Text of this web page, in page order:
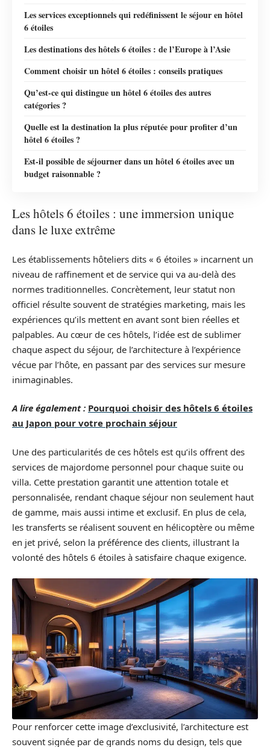
Les services exceptionnels qui redéfinissent le séjour en hôtel
6 étoiles
Les destinations des hôtels 6 étoiles : de l’Europe à l’Asie
Comment choisir un hôtel 6 étoiles : conseils pratiques
Qu’est-ce qui distingue un hôtel 6 étoiles des autres
catégories ?
Quelle est la destination la plus réputée pour profiter d’un
hôtel 6 étoiles ?
Est-il possible de séjourner dans un hôtel 6 étoiles avec un
budget raisonnable ?
Les hôtels 6 étoiles : une immersion unique
dans le luxe extrême
Les établissements hôteliers dits « 6 étoiles » incarnent un
niveau de raffinement et de service qui va au-delà des
normes traditionnelles. Concrètement, leur statut non
officiel résulte souvent de stratégies marketing, mais les
expériences qu’ils mettent en avant sont bien réelles et
palpables. Au cœur de ces hôtels, l’idée est de sublimer
chaque aspect du séjour, de l’architecture à l’expérience
vécue par l’hôte, en passant par des services sur mesure
inimaginables.
A lire également : Pourquoi choisir des hôtels 6 étoiles
au Japon pour votre prochain séjour
Une des particularités de ces hôtels est qu’ils offrent des
services de majordome personnel pour chaque suite ou
villa. Cette prestation garantit une attention totale et
personnalisée, rendant chaque séjour non seulement haut
de gamme, mais aussi intime et exclusif. En plus de cela,
les transferts se réalisent souvent en hélicoptère ou même
en jet privé, selon la préférence des clients, illustrant la
volonté des hôtels 6 étoiles à satisfaire chaque exigence.
Pour renforcer cette image d’exclusivité, l’architecture est
souvent signée par de grands noms du design, tels que